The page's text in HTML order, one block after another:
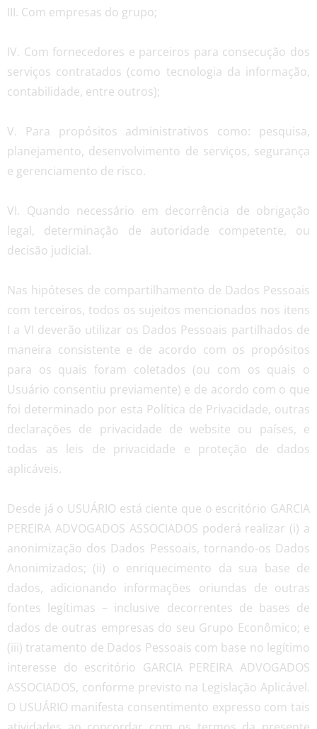
III. Com empresas do grupo;
IV. Com fornecedores e parceiros para consecução dos
serviços contratados (como tecnologia da informação,
contabilidade, entre outros);
V. Para propósitos administrativos como: pesquisa,
planejamento, desenvolvimento de serviços, segurança
e gerenciamento de risco.
VI. Quando necessário em decorrência de obrigação
legal, determinação de autoridade competente, ou
decisão judicial.
Nas hipóteses de compartilhamento de Dados Pessoais
com terceiros, todos os sujeitos mencionados nos itens
I a VI deverão utilizar os Dados Pessoais partilhados de
maneira consistente e de acordo com os propósitos
para os quais foram coletados (ou com os quais o
Usuário consentiu previamente) e de acordo com o que
foi determinado por esta Política de Privacidade, outras
declarações de privacidade de website ou países, e
todas as leis de privacidade e proteção de dados
aplicáveis.
Desde já o USUÁRIO está ciente que o escritório GARCIA
PEREIRA ADVOGADOS ASSOCIADOS poderá realizar (i) a
anonimização dos Dados Pessoais, tornando-os Dados
Anonimizados; (ii) o enriquecimento da sua base de
dados, adicionando informações oriundas de outras
fontes legítimas – inclusive decorrentes de bases de
dados de outras empresas do seu Grupo Econômico; e
(iii) tratamento de Dados Pessoais com base no legítimo
interesse do escritório GARCIA PEREIRA ADVOGADOS
ASSOCIADOS, conforme previsto na Legislação Aplicável.
O USUÁRIO manifesta consentimento expresso com tais